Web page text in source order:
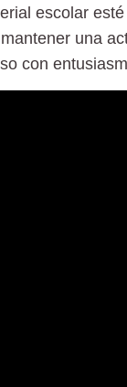
escolar
una
con